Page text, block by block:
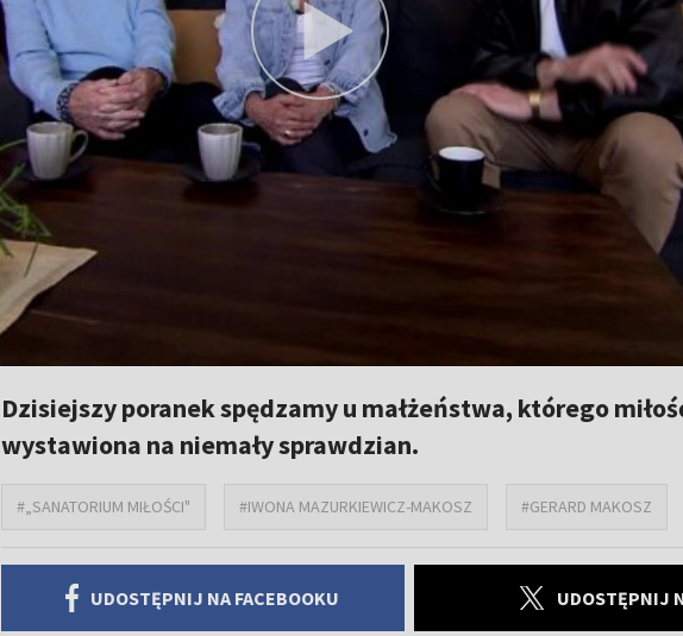
Dzisiejszy poranek spędzamy u małżeństwa, którego
wystawiona na niemały sprawdzian.
#„SANATORIUM MIŁOŚCI" #IWONA MAZURKIEWICZ-MAKOSZ #GERARD MAKOSZ
UDOSTĘPNIJ NA FACEBOOKU UDOSTĘPNIJ